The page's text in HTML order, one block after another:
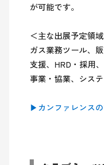
が可能です。
＜主な出展予定領
ガス業務ツール、
支援、HRD・採用
事業・協業、シス
▶カンファレンス